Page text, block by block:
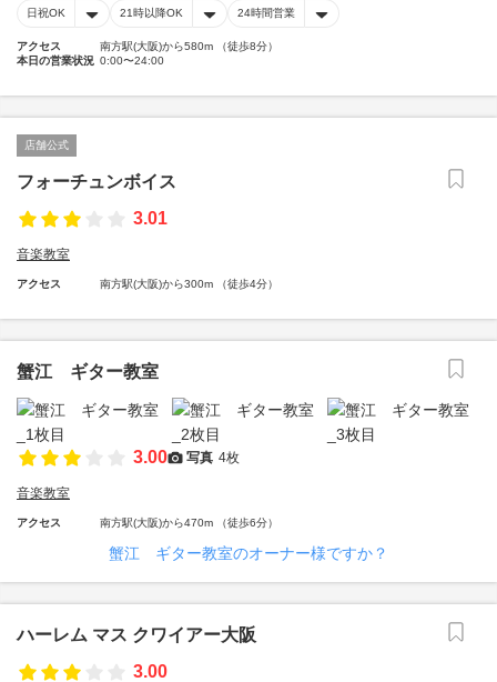
日祝OK 21時以降OK 24時間営業
アクセス
南方駅(大阪)から580m （徒歩8分）
本日の営業状況 0:00〜24:00
店舗公式
フォーチュンボイス
3.01
音楽教室
アクセス 南方駅(大阪)から300m （徒歩4分）
蟹江 ギター教室
3.00 写真 4枚
音楽教室
アクセス 南方駅(大阪)から470m （徒歩6分）
蟹江 ギター教室のオーナー様ですか？
ハーレム マス クワイアー大阪
3.00